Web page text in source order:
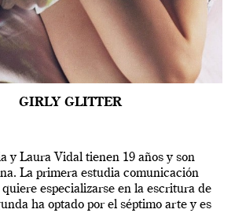
GIRLY GLITTER
y Laura Vidal tienen 19 años y son
La primera estudia comunicación
especializarse en la escritura de
ha optado por el séptimo arte y es